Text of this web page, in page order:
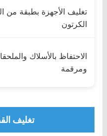
تغليف الأجهزة بطبقة من
الكرتون
الاحتفاظ بالأسلاك
ومرقمة
تغليف